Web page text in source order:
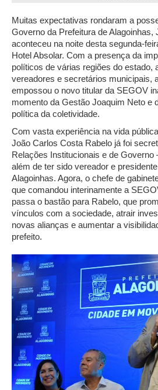
Muitas expectativas rondaram a
Governo da Prefeitura de Alagoinhas,
aconteceu na noite desta segunda-
Hotel Absolar. Com a presença da
políticos de várias regiões do estado,
vereadores e secretários municipais,
empossou o novo titular da SEGOV
momento da Gestão Joaquim Neto e
política da coletividade.
Com vasta experiência na vida
João Carlos Costa Rabelo já foi
Relações Institucionais e de Governo
além de ter sido vereador e
Alagoinhas. Agora, o chefe de
que comandou interinamente a
passa o bastão para Rabelo, que
vínculos com a sociedade, atrair
novas alianças e aumentar a
prefeito.